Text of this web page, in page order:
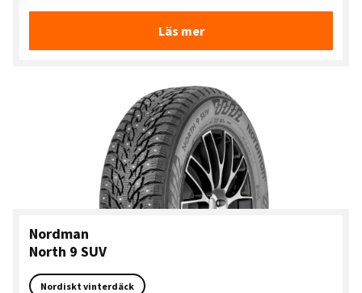
Läs mer
Nordman
North 9 SUV
Nordiskt vinterdäck